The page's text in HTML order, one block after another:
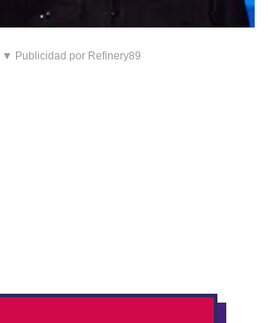
▼ Publicidad por Refinery89